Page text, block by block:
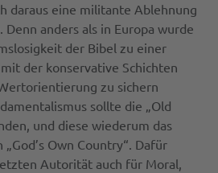
daraus eine militante Ablehnung
anders als in Europa wurde
der Bibel zu einer
der konservative Schichten
zu sichern
sollte die „Old
und diese wiederum das
Own Country“. Dafür
Autorität auch für Moral,